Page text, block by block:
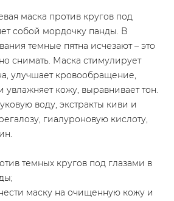
маска против кругов под
собой мордочку панды. В
темные пятна исчезают – это
снимать. Маска стимулирует
улучшает кровообращение,
увлажняет кожу, выравнивает тон.
воду, экстракты киви и
гиалуроновую кислоту,
темных кругов под глазами в
маску на очищенную кожу и